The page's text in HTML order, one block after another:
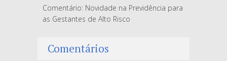
Comentário: Novidade na Previdência para
as Gestantes de Alto Risco
Comentários